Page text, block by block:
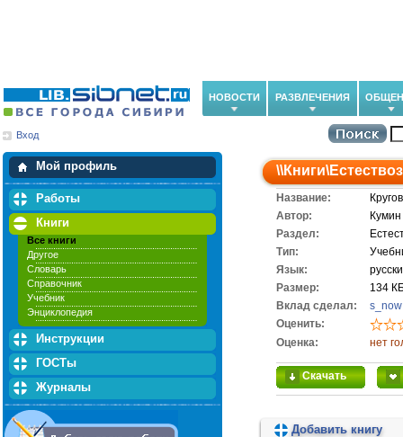
НОВОСТИ РАЗВЛЕЧЕНИЯ
Вход
Мой профиль
Мои закладки
Работы
Книги
Все книги
Другое
Словарь
Справочник
Учебник
Энциклопедия
Инструкции
ГОСТы
Журналы
\\Книги\
Название:
Автор:
Раздел:
Тип:
Язык:
Размер:
134
Вклад сделал:
s_now
Оценить:
Оценка:
нет
Скачать
Добавить книгу